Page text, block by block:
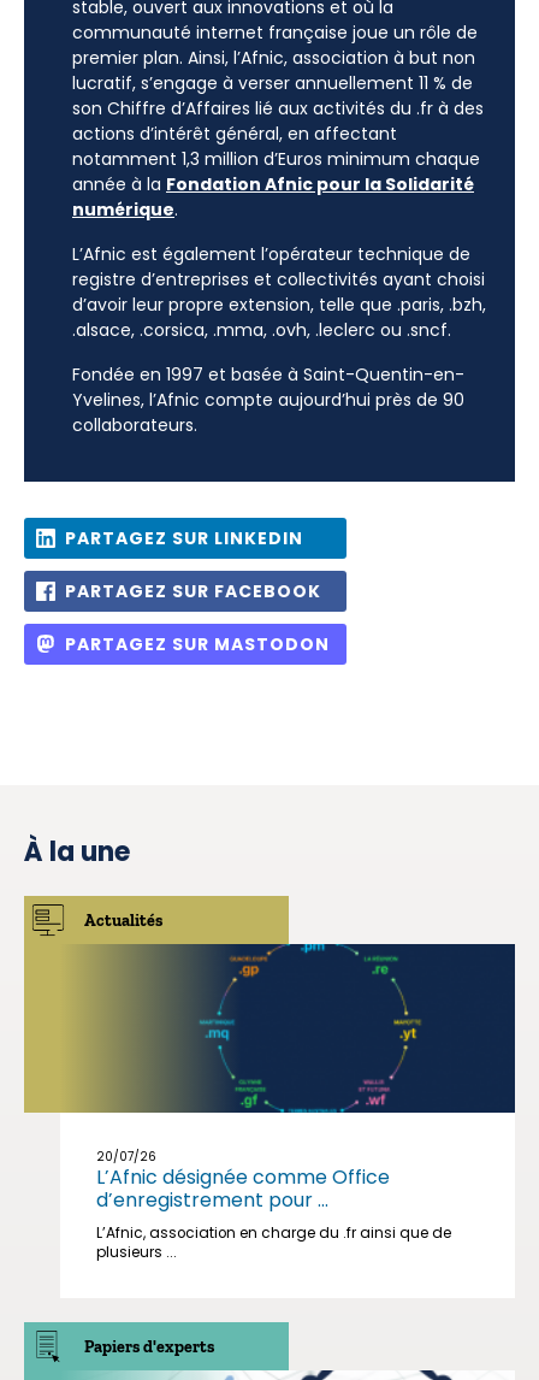
stable, ouvert aux innovations et où la
communauté internet française joue un rôle de
premier plan. Ainsi, l’Afnic, association à but non
lucratif, s’engage à verser annuellement 11 % de
son Chiffre d’Affaires lié aux activités du .fr à des
actions d’intérêt général, en affectant
notamment 1,3 million d’Euros minimum chaque
année à la Fondation Afnic pour la Solidarité
numérique.
L’Afnic est également l’opérateur technique de
registre d’entreprises et collectivités ayant choisi
d’avoir leur propre extension, telle que .paris, .bzh,
.alsace, .corsica, .mma, .ovh, .leclerc ou .sncf.
Fondée en 1997 et basée à Saint-Quentin-en-
Yvelines, l’Afnic compte aujourd’hui près de 90
collaborateurs.
PARTAGEZ SUR LINKEDIN
PARTAGEZ SUR FACEBOOK
PARTAGEZ SUR MASTODON
À la une
Actualités
20/07/26
L’Afnic désignée comme Office
d’enregistrement pour ...
L’Afnic, association en charge du .fr ainsi que de
plusieurs ...
Papiers d'experts